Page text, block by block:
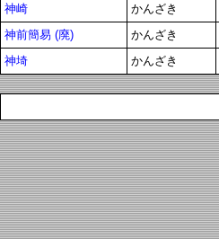
神崎
かんざき
神前簡易 (廃)
かんざき
神埼
かんざき